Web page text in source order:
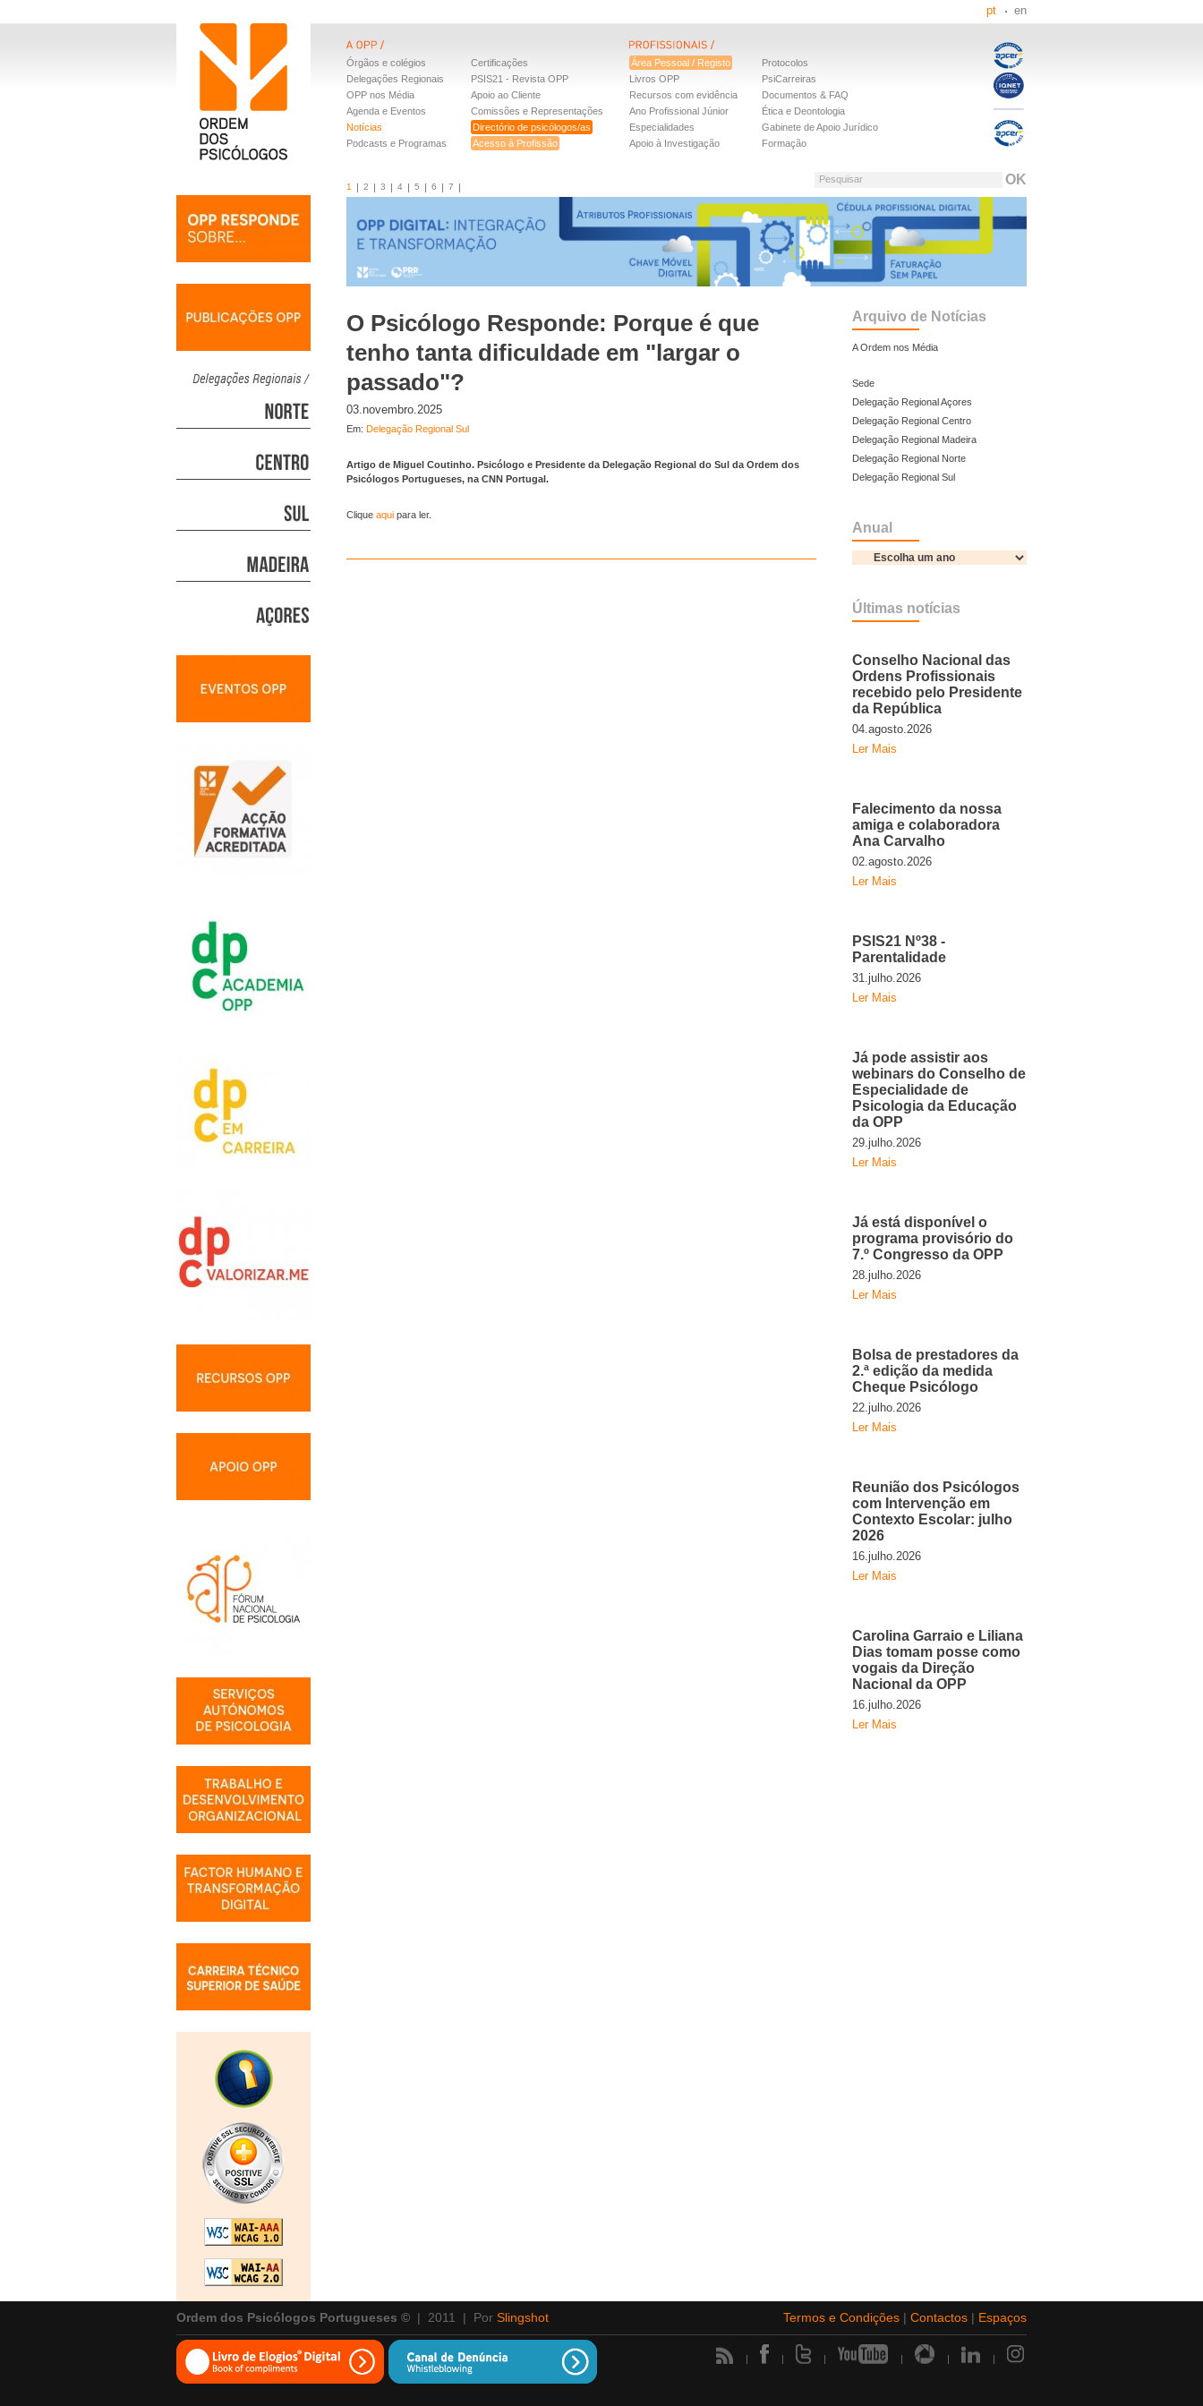
pt en
Órgãos e colégios
Delegações Regionais
OPP nos Média
Agenda e Eventos
Notícias
Podcasts e Programas
Certificações
PSIS21 - Revista OPP
Apoio ao Cliente
Comissões e Representações
Directório de psicólogos/as
Acesso à Profissão
Área Pessoal / Registo
Livros OPP
Recursos com evidência
Ano Profissional Júnior
Especialidades
Apoio à Investigação
Protocolos
PsiCarreiras
Documentos & FAQ
Ética e Deontologia
Gabinete de Apoio Jurídico
Formação
Pesquisar
1 2 3 4 5 6 7
O Psicólogo Responde: Porque é que
tenho tanta dificuldade em "largar o
passado"?
03.novembro.2025
Em: Delegação Regional Sul
Artigo de Miguel Coutinho. Psicólogo e Presidente da Delegação Regional do Sul da Ordem dos
Psicólogos Portugueses, na CNN Portugal.
Clique aqui para ler.
Arquivo de Notícias
A Ordem nos Média
Sede
Delegação Regional Açores
Delegação Regional Centro
Delegação Regional Madeira
Delegação Regional Norte
Delegação Regional Sul
Anual
Últimas notícias
Conselho Nacional das
Ordens Profissionais
recebido pelo Presidente
da República
04.agosto.2026
Ler Mais
Falecimento da nossa
amiga e colaboradora
Ana Carvalho
02.agosto.2026
Ler Mais
PSIS21 Nº38 -
Parentalidade
31.julho.2026
Ler Mais
Já pode assistir aos
webinars do Conselho de
Especialidade de
Psicologia da Educação
da OPP
29.julho.2026
Ler Mais
Já está disponível o
programa provisório do
7.º Congresso da OPP
28.julho.2026
Ler Mais
Bolsa de prestadores da
2.ª edição da medida
Cheque Psicólogo
22.julho.2026
Ler Mais
Reunião dos Psicólogos
com Intervenção em
Contexto Escolar: julho
2026
16.julho.2026
Ler Mais
Carolina Garraio e Liliana
Dias tomam posse como
vogais da Direção
Nacional da OPP
16.julho.2026
Ler Mais
Ordem dos Psicólogos Portugueses © | 2011 | Por Slingshot Termos e Condições | Contactos | Espaços